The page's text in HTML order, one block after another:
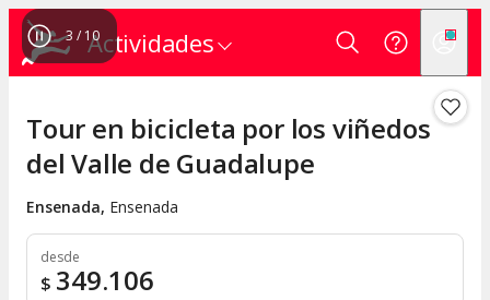
Actividades
4 / 10
Tour en bicicleta por los viñedos
del Valle de Guadalupe
Ensenada, Ensenada
desde
$ 349.106